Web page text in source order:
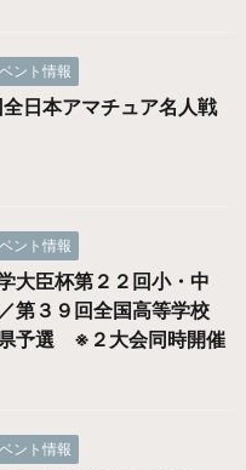
ント情報
全日本アマチュア名人戦
ント情報
大臣杯第２２回小・中
第３９回全国高等学校
予選 ※２大会同時開催
ント情報